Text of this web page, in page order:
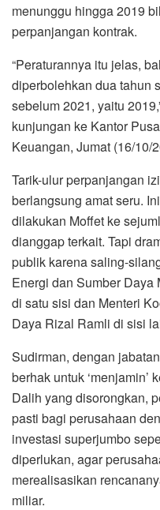
menunggu hingga 2019
perpanjangan kontrak.
“Peraturannya itu jelas,
diperbolehkan dua tahun
sebelum 2021, yaitu
kunjungan ke Kantor
Keuangan, Jumat (16/10/
Tarik-ulur perpanjangan
berlangsung amat seru.
dilakukan Moffet ke
dianggap terkait. Tapi
publik karena saling-
Energi dan Sumber
di satu sisi dan Menteri
Daya Rizal Ramli di sisi
Sudirman, dengan
berhak untuk ‘menjamin’
Dalih yang disorongkan,
pasti bagi perusahaan
investasi superjumbo
diperlukan, agar
merealisasikan
miliar.